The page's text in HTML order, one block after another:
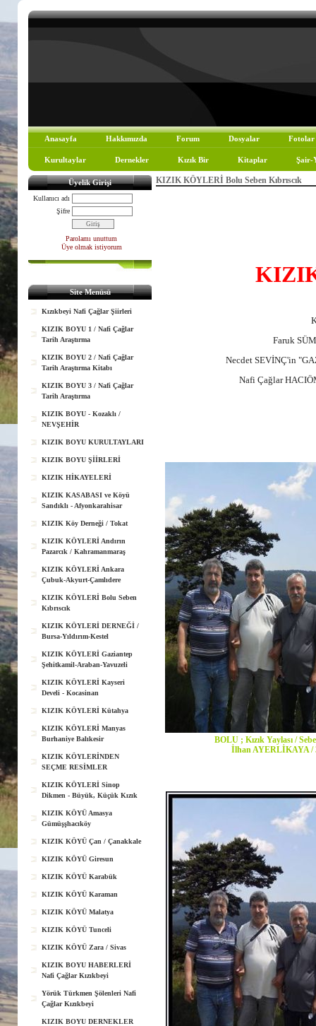
Anasayfa Hakkımızda Forum Dosyalar Fotolar
Kurultaylar Dernekler Kızık Bir Kitaplar Şair-
Üyelik Girişi
Kullanıcı adı
Şifre
Parolamı unuttum
Üye olmak istiyorum
Site Menüsü
Kızıkbeyi Nafi Çağlar Şiirleri
KIZIK BOYU 1 / Nafi Çağlar
Tarih Araştırma
KIZIK BOYU 2 / Nafi Çağlar
Tarih Araştırma Kitabı
KIZIK BOYU 3 / Nafi Çağlar
Tarih Araştırma
KIZIK BOYU - Kozaklı /
NEVŞEHİR
KIZIK BOYU KURULTAYLARI
KIZIK BOYU ŞİİRLERİ
KIZIK HİKAYELERİ
KIZIK KASABASI ve Köyü
Sandıklı - Afyonkarahisar
KIZIK Köy Derneği / Tokat
KIZIK KÖYLERİ Andırın
Pazarcık / Kahramanmaraş
KIZIK KÖYLERİ Ankara
Çubuk-Akyurt-Çamlıdere
KIZIK KÖYLERİ Bolu Seben
Kıbrıscık
KIZIK KÖYLERİ DERNEĞİ /
Bursa-Yıldırım-Kestel
KIZIK KÖYLERİ Gaziantep
Şehitkamil-Araban-Yavuzeli
KIZIK KÖYLERİ Kayseri
Develi - Kocasinan
KIZIK KÖYLERİ Kütahya
KIZIK KÖYLERİ Manyas
Burhaniye Balıkesir
KIZIK KÖYLERİNDEN
SEÇME RESİMLER
KIZIK KÖYLERİ Sinop
Dikmen - Büyük, Küçük Kızık
KIZIK KÖYÜ Amasya
Gümüşşhacıköy
KIZIK KÖYÜ Çan / Çanakkale
KIZIK KÖYÜ Giresun
KIZIK KÖYÜ Karabük
KIZIK KÖYÜ Karaman
KIZIK KÖYÜ Malatya
KIZIK KÖYÜ Tunceli
KIZIK KÖYÜ Zara / Sivas
KIZIK BOYU HABERLERİ
Nafi Çağlar Kızıkbeyi
Yörük Türkmen Şölenleri Nafi
Çağlar Kızıkbeyi
KIZIK BOYU DERNEKLER
KIZIK KÖYLERİ Bolu Seben Kıbrıscık
Faruk
Necdet SEVİNÇ'in
Nafi Çağlar
BOLU ; Kızık Yaylası /
İlhan AYERLİKAYA /